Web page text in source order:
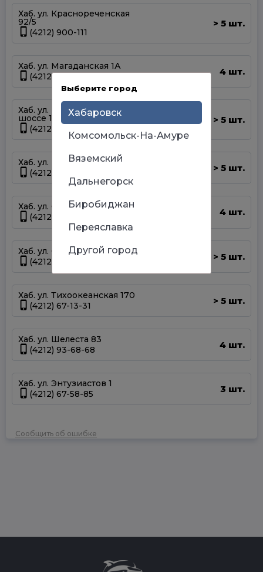
Хаб. ул. Краснореченская
92/5
(4212) 900-111
> 5 шт.
Хаб. ул. Магаданская 1А
(4212) 63-39-83
4 шт.
Хаб. ул. Матвеевское
шоссе 13А
(4212) 69-93-93
> 5 шт.
Хаб. ул. Панфиловцев 14Б
(4212) 63-22-47
> 5 шт.
Хаб. ул. Серышева 34
(4212) 47-44-66
4 шт.
Хаб. ул. Суворова 45
(4212) 50-67-37
> 5 шт.
Хаб. ул. Тихоокеанская 170
(4212) 67-13-31
> 5 шт.
Хаб. ул. Шелеста 83
(4212) 93-68-68
4 шт.
Хаб. ул. Энтузиастов 1
(4212) 67-58-85
3 шт.
Сообщить об ошибке
Выберите город
Хабаровск
Комсомольск-На-Амуре
Вяземский
Дальнегорск
Биробиджан
Переяславка
Другой город